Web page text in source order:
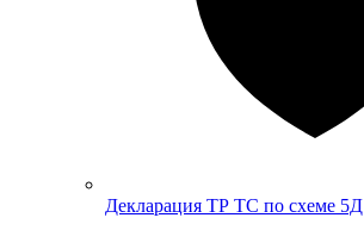
Декларация ТР ТС по схеме 5Д